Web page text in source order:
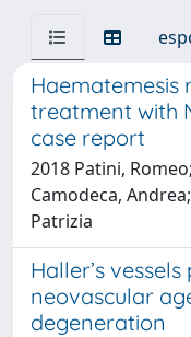
treatment with
case report
2018 Patini,
Camodeca,
Patrizia
Haller’s
neovascular
degeneration